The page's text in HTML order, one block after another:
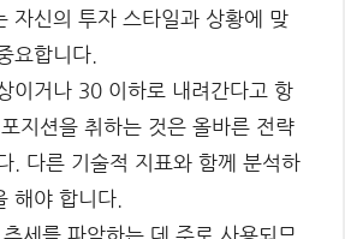
자신의 투자 스타일과 상황에 맞
요합니다.
이거나 30 이하로 내려간다고 항
지션을 취하는 것은 올바른 전략
. 다른 기술적 지표와 함께 분석하
해야 합니다.
세를 파악하는 데 주로 사용되므